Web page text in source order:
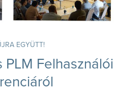
EGYÜTT!
PLM Felhasználói